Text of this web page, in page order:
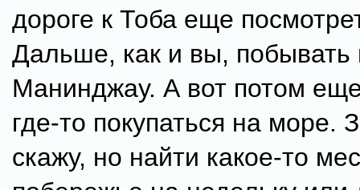
дороге к Тоба еще
Дальше, как и вы, побывать
Манинджау. А вот потом
где-то покупаться на море.
скажу, но найти какое-то